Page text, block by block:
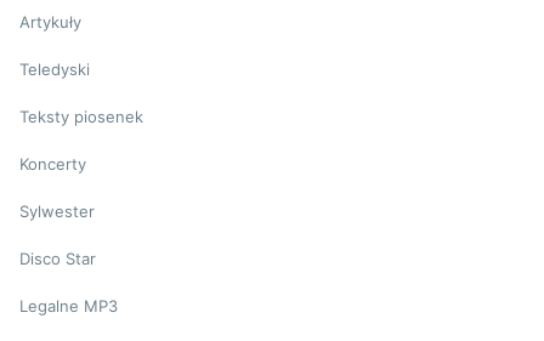
Artykuły
Teledyski
Teksty piosenek
Koncerty
Sylwester
Disco Star
Legalne MP3